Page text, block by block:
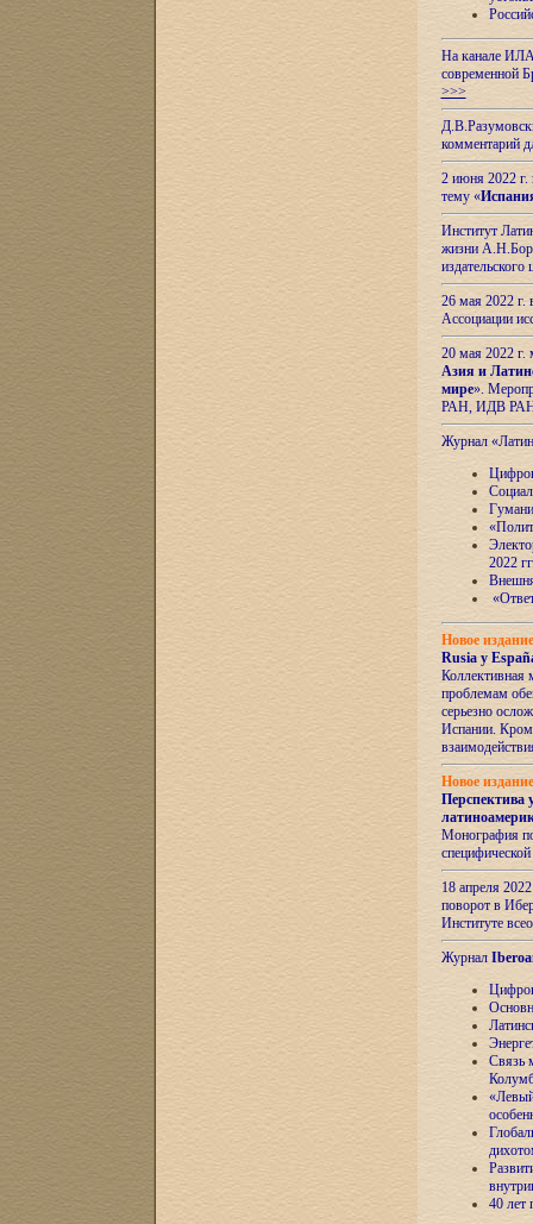
На канале ИЛА
современной
>>>
комментарий
2 июня 2022 г.
тему «
Институт
жизни
26 мая 2022
Ассоциации
20 мая 2022
Азия и
мире».
РАН, ИДВ
Журнал
2022
Новое
Rusia y
Коллективная
проблемам
серьезно
Испании.
Новое
Перспектива
Монография
18 апреля
поворот в
Институте
Журнал
Связь
40 лет